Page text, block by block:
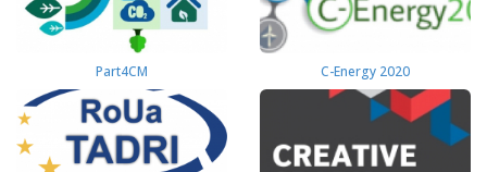
Part4СМ C-Energy 2020